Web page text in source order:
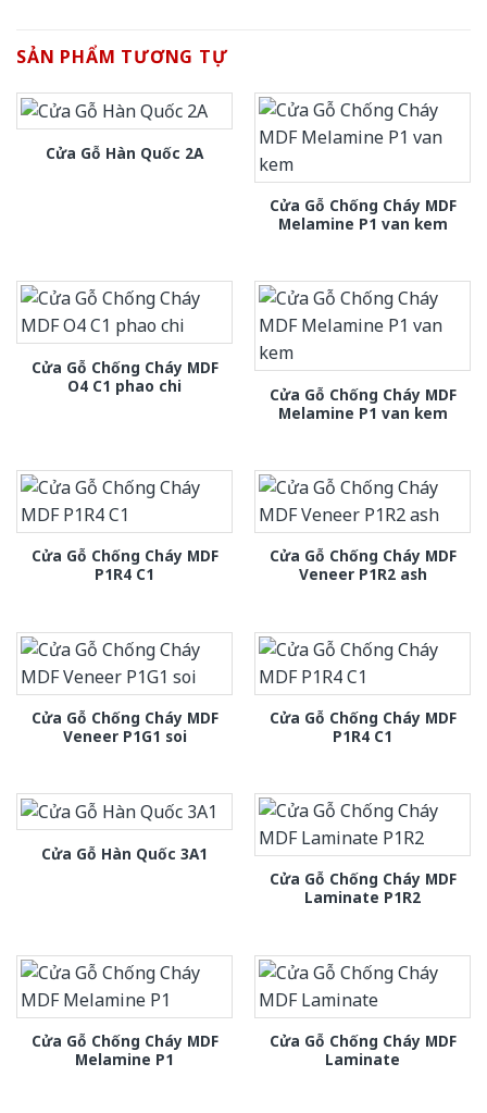
SẢN PHẨM TƯƠNG TỰ
Cửa Gỗ Hàn Quốc 2A
Cửa Gỗ Chống Cháy MDF
Melamine P1 van kem
Cửa Gỗ Chống Cháy MDF
O4 C1 phao chi
Cửa Gỗ Chống Cháy MDF
Melamine P1 van kem
Cửa Gỗ Chống Cháy MDF
P1R4 C1
Cửa Gỗ Chống Cháy MDF
Veneer P1R2 ash
Cửa Gỗ Chống Cháy MDF
Veneer P1G1 soi
Cửa Gỗ Chống Cháy MDF
P1R4 C1
Cửa Gỗ Hàn Quốc 3A1
Cửa Gỗ Chống Cháy MDF
Laminate P1R2
Cửa Gỗ Chống Cháy MDF
Melamine P1
Cửa Gỗ Chống Cháy MDF
Laminate